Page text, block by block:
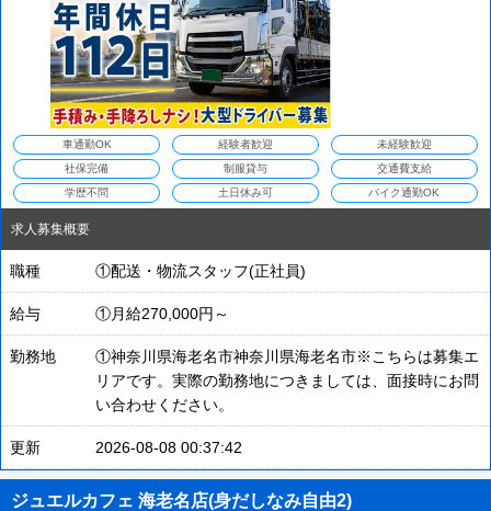
車通勤OK 経験者歓迎 未経験歓迎
社保完備 制服貸与 交通費支給
学歴不問 土日休み可 バイク通勤OK
求人募集概要
職種 ①配送・物流スタッフ(正社員)
給与 ①月給270,000円～
勤務地
①神奈川県海老名市神奈川県海老名市※こちらは募集エ
リアです。実際の勤務地につきましては、面接時にお問
い合わせください。
更新 2026-08-08 00:37:42
ジュエルカフェ 海老名店(身だしなみ自由2)